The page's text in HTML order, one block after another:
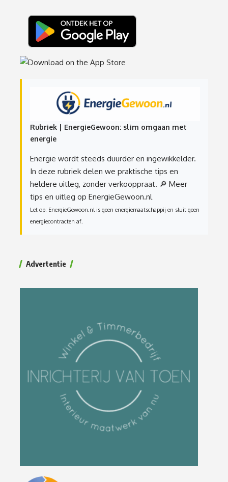
Rubriek | EnergieGewoon: slim omgaan met
energie
Energie wordt steeds duurder en ingewikkelder.
In deze rubriek delen we praktische tips en
heldere uitleg, zonder verkooppraat. 🔎 Meer
tips en uitleg op EnergieGewoon.nl
Let op: EnergieGewoon.nl is geen energiemaatschappij en sluit geen
energiecontracten af.
Advertentie